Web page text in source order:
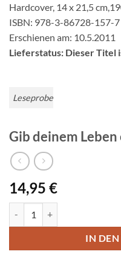
Hardcover, 14 x 21,5
ISBN: 978-3-86728-157-7
Erschienen am: 10.5.2011
Lieferstatus: Dieser Titel
Leseprobe
Gib deinem
14,95 €
IN